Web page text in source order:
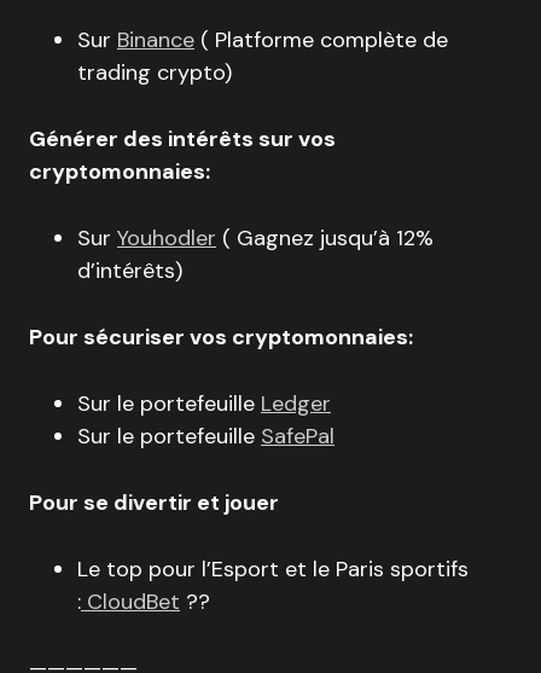
Sur Binance ( Platforme complète de
trading crypto)
Générer des intérêts sur vos
cryptomonnaies:
Sur Youhodler ( Gagnez jusqu’à 12%
d’intérêts)
Pour sécuriser vos cryptomonnaies:
Sur le portefeuille Ledger
Sur le portefeuille SafePal
Pour se divertir et jouer
Le top pour l’Esport et le Paris sportifs
: CloudBet ??